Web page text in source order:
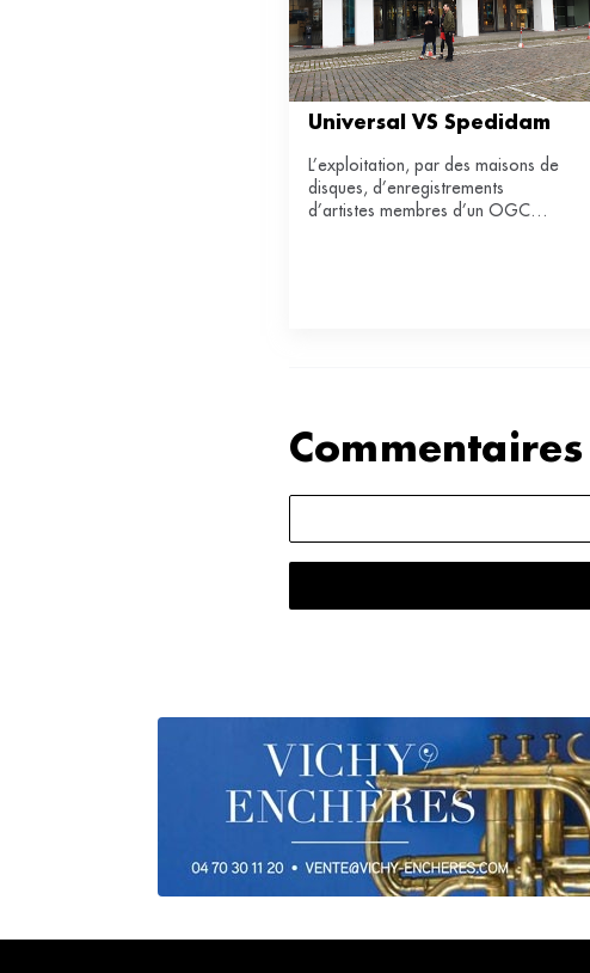
Universal VS Spedidam
L’exploitation, par des maisons de
disques, d’enregistrements
d’artistes membres d’un OGC
Commentaires